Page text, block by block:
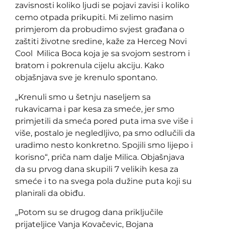
zavisnosti koliko ljudi se pojavi zavisi i koliko
cemo otpada prikupiti. Mi zelimo nasim
primjerom da probudimo svjest građana o
zaštiti životne sredine, kaže za Herceg Novi
Cool Milica Boca koja je sa svojom sestrom i
bratom i pokrenula cijelu akciju. Kako
objašnjava sve je krenulo spontano.
„Krenuli smo u šetnju naseljem sa
rukavicama i par kesa za smeće, jer smo
primjetili da smeća pored puta ima sve više i
više, postalo je negledljivo, pa smo odlučili da
uradimo nesto konkretno. Spojili smo lijepo i
korisno“, priča nam dalje Milica. Objašnjava
da su prvog dana skupili 7 velikih kesa za
smeće i to na svega pola dužine puta koji su
planirali da obiđu.
„Potom su se drugog dana priključile
prijateljice Vanja Kovačevic, Bojana